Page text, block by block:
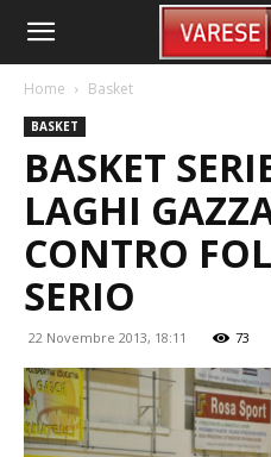
Home Basket
BASKET
BASKET
LAGHI
CONTRO
SERIO
22 Novembre 2013, 18:11 73